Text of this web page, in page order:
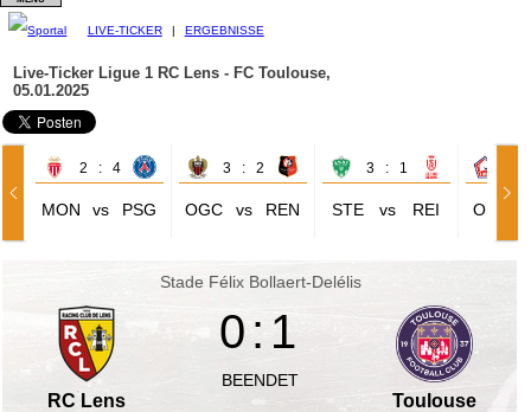
LIVE-TICKER | ERGEBNISSE
Live-Ticker Ligue 1 RC Lens - FC Toulouse,
05.01.2025
2 : 4
MON vs PSG
3 : 2
OGC vs REN
3 : 1
STE vs REI OSC
Stade Félix Bollaert-Delélis
RC Lens
0:1
BEENDET
Toulouse